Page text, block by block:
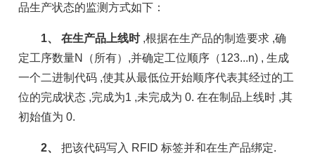
品生产状态的监测方式如下：
1、 在生产品上线时,根据在生产品的制造要求 ,确
定工序数量N（所有）,并确定工位顺序（123...n) , 生成
一个二进制代码 ,使其从最低位开始顺序代表其经过的工
位的完成状态 ,完成为1 ,未完成为 0. 在在制品上线时 ,其
初始值为 0.
2、 把该代码写入 RFID 标签并和在生产品绑定.